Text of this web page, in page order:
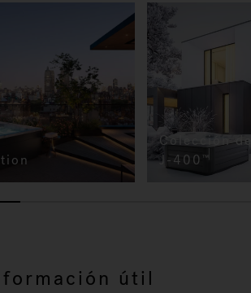
Colección
J-400 ™
útil